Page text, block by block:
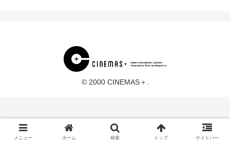
© 2000 CINEMAS＋.
メニュー ホーム 検索 トップ サイドバー